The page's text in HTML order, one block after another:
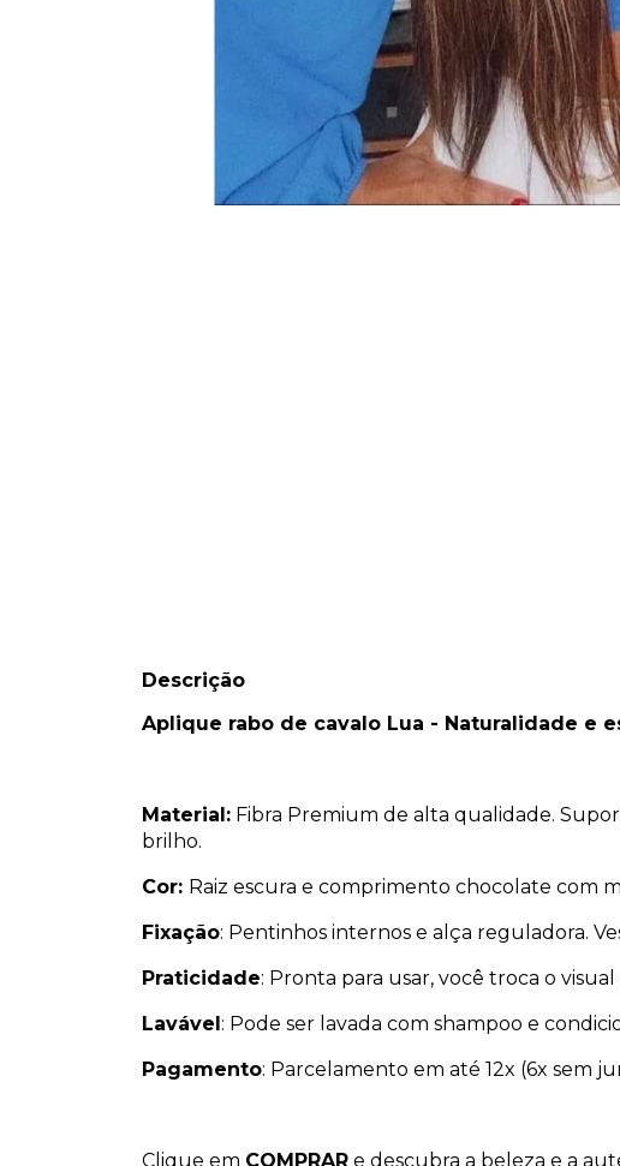
Descrição
Aplique rabo de cavalo Lua - Naturalidade e
Material: Fibra Premium de alta qualidade.
brilho.
Cor: Raiz escura e comprimento chocolate com
Fixação: Pentinhos internos e alça reguladora.
Praticidade: Pronta para usar, você troca o
Lavável: Pode ser lavada com shampoo e
Pagamento: Parcelamento em até 12x (6x sem
Clique em COMPRAR e descubra a beleza e a